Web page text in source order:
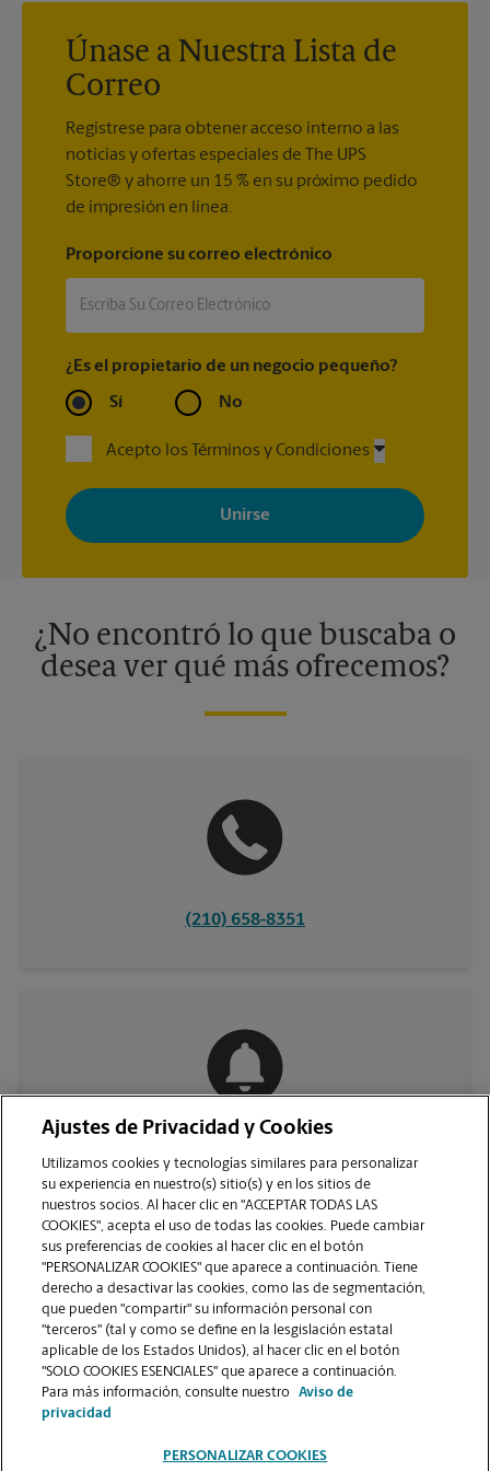
Únase a Nuestra Lista de
Correo
Regístrese para obtener acceso interno a las
noticias y ofertas especiales de The UPS
Store® y ahorre un 15 % en su próximo pedido
de impresión en línea.
Proporcione su correo electrónico
¿Es el propietario de un negocio pequeño?
Sí No
Acepto los Términos y Condiciones
Al registrarse, acepta recibir correos electrónicos de The UPS
Store con noticias, ofertas especiales, promociones y mensajes
adaptados a sus intereses. Puede darse de baja en cualquier
momento. Para más información, consulte nuestra política de
¿No encontró lo que buscaba o
desea ver qué más ofrecemos?
(210) 658-8351
VER LA PÁGINA DE LA TIENDA
Ajustes de Privacidad y Cookies
Utilizamos cookies y tecnologías similares para personalizar
su experiencia en nuestro(s) sitio(s) y en los sitios de
nuestros socios. Al hacer clic en "ACCEPTAR TODAS LAS
COOKIES", acepta el uso de todas las cookies. Puede cambiar
sus preferencias de cookies al hacer clic en el botón
"PERSONALIZAR COOKIES" que aparece a continuación. Tiene
derecho a desactivar las cookies, como las de segmentación,
que pueden "compartir" su información personal con
"terceros" (tal y como se define en la lesgislación estatal
aplicable de los Estados Unidos), al hacer clic en el botón
"SOLO COOKIES ESENCIALES" que aparece a continuación.
Para más información, consulte nuestro
Aviso de
privacidad
PERSONALIZAR COOKIES